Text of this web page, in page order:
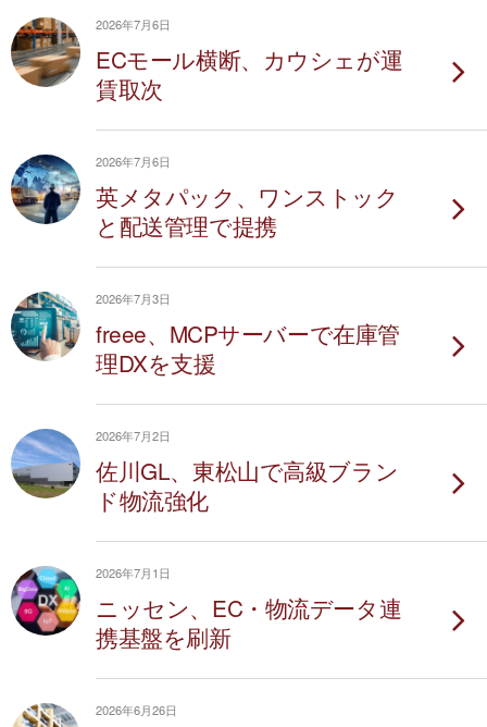
2026年7月6日
ECモール横断、カウシェが運
賃取次
2026年7月6日
英メタパック、ワンストック
と配送管理で提携
2026年7月3日
freee、MCPサーバーで在庫管
理DXを支援
2026年7月2日
佐川GL、東松山で高級ブラン
ド物流強化
2026年7月1日
ニッセン、EC・物流データ連
携基盤を刷新
2026年6月26日